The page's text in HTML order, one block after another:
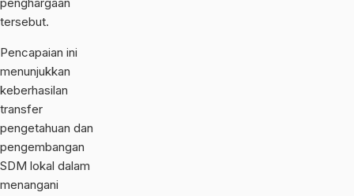
tersebut.
Pencapaian ini
menunjukkan
keberhasilan
transfer
pengetahuan dan
pengembangan
SDM lokal dalam
menangani